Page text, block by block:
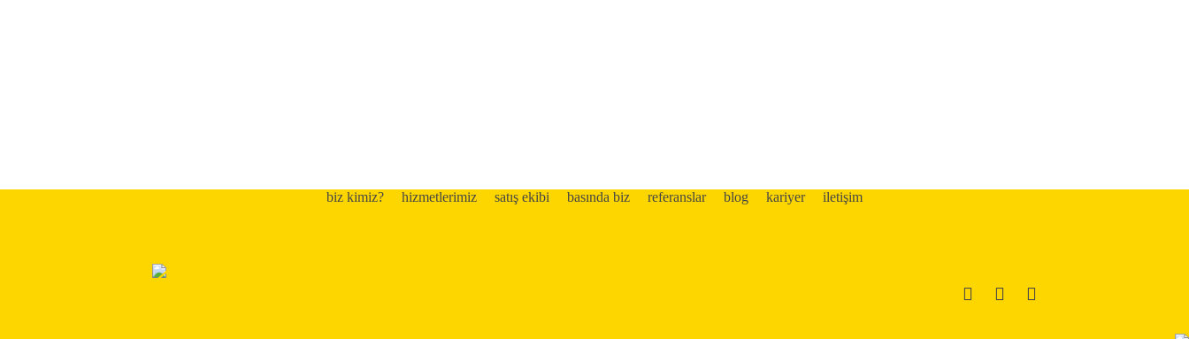
biz kimiz? hizmetlerimiz satış ekibi basında biz referanslar blog kariyer iletişim